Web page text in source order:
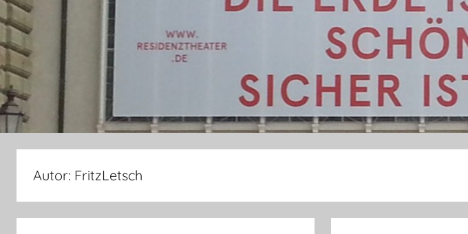
Autor: FritzLetsch